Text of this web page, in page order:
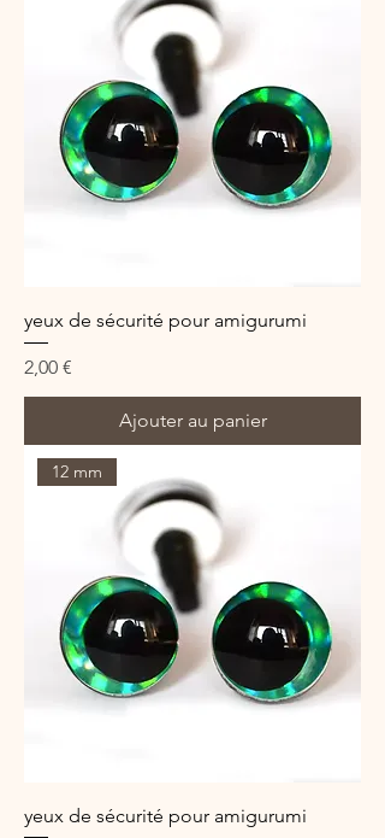
yeux de sécurité pour amigurumi
Prix
2,00 €
Ajouter au panier
12 mm
yeux de sécurité pour amigurumi